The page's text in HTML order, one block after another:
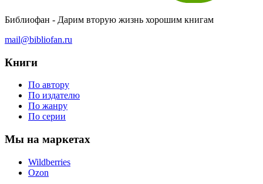
Библиофан - Дарим вторую жизнь хорошим книгам
mail@bibliofan.ru
Книги
По автору
По издателю
По жанру
По серии
Мы на маркетах
Wildberries
Ozon